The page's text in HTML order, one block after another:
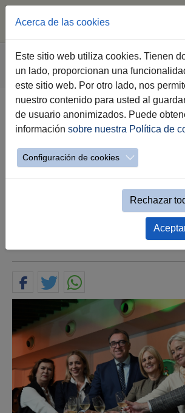
Saltar al contenido principal
Estás aquí:
Jerez.es Webs Municipales
Sala
Nota de Prensa
García-Pelayo: “Jerez
la esencia y la mejor
la identidad de
La alcaldesa participa junto al
Turismo, Arturo Bernal, en la
pabellón andaluz para Fitur
Acerca de las cookies
Este sitio web utiliza cookies. Tienen
un lado, proporcionan una
este sitio web. Por otro lado, nos
nuestro contenido para usted al
de usuario anonimizados. Puede
información sobre nuestra Política de
Configuración de cookies
Rechazar